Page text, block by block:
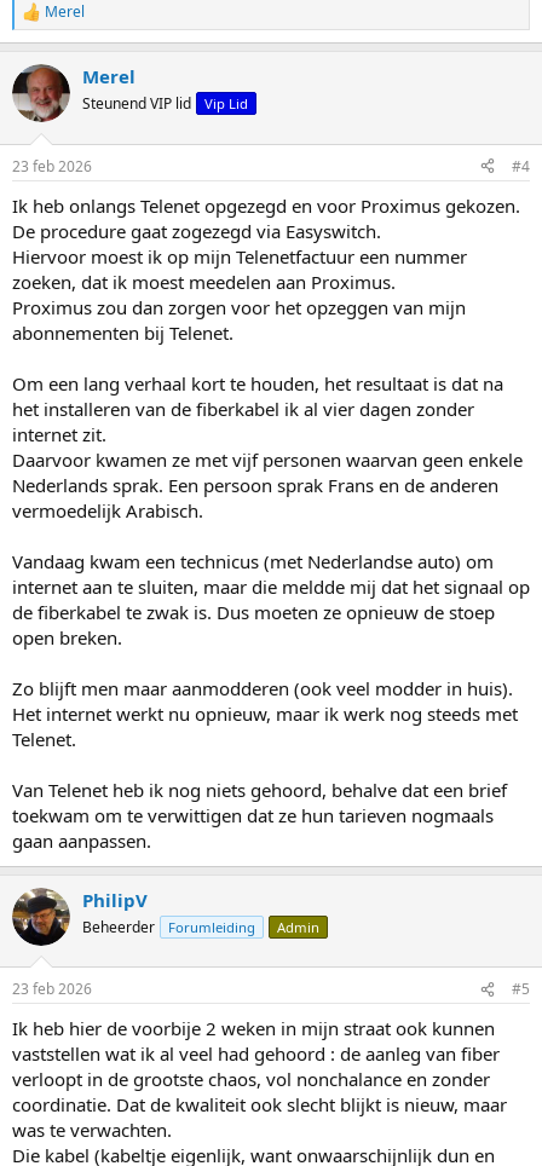
W
a
r
d
e
n
e
n
:
Merel
Merel
Steunend VIP lid Vip Lid
23 feb 2026 #4
Ik heb onlangs Telenet opgezegd en voor Proximus gekozen.
De procedure gaat zogezegd via Easyswitch.
Hiervoor moest ik op mijn Telenetfactuur een nummer
zoeken, dat ik moest meedelen aan Proximus.
Proximus zou dan zorgen voor het opzeggen van mijn
abonnementen bij Telenet.
Om een lang verhaal kort te houden, het resultaat is dat na
het installeren van de fiberkabel ik al vier dagen zonder
internet zit.
Daarvoor kwamen ze met vijf personen waarvan geen enkele
Nederlands sprak. Een persoon sprak Frans en de anderen
vermoedelijk Arabisch.
Vandaag kwam een technicus (met Nederlandse auto) om
internet aan te sluiten, maar die meldde mij dat het signaal op
de fiberkabel te zwak is. Dus moeten ze opnieuw de stoep
open breken.
Zo blijft men maar aanmodderen (ook veel modder in huis).
Het internet werkt nu opnieuw, maar ik werk nog steeds met
Telenet.
Van Telenet heb ik nog niets gehoord, behalve dat een brief
toekwam om te verwittigen dat ze hun tarieven nogmaals
gaan aanpassen.
PhilipV
Beheerder Forumleiding Admin
23 feb 2026 #5
Ik heb hier de voorbije 2 weken in mijn straat ook kunnen
vaststellen wat ik al veel had gehoord : de aanleg van fiber
verloopt in de grootste chaos, vol nonchalance en zonder
coordinatie. Dat de kwaliteit ook slecht blijkt is nieuw, maar
was te verwachten.
Die kabel (kabeltje eigenlijk, want onwaarschijnlijk dun en